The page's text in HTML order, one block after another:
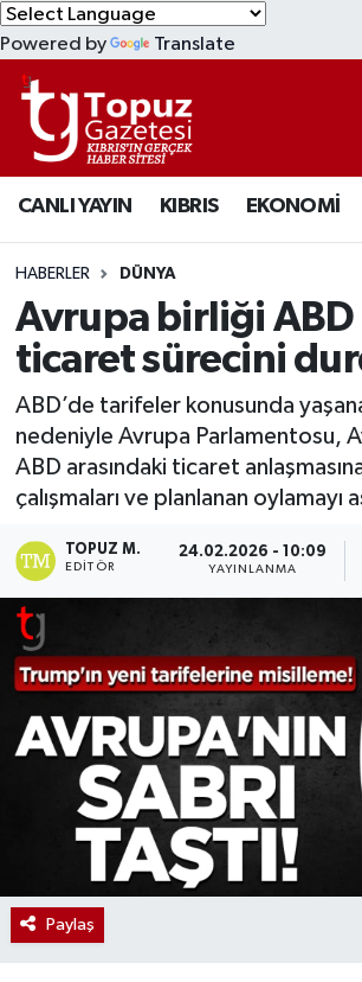
Powered by Translate
CANLI YAYIN KIBRIS EKONOMİ
HABERLER DÜNYA
Avrupa birliği ABD
ticaret sürecini
ABD’de tarifeler konusunda
nedeniyle Avrupa Parlamentosu,
ABD arasındaki ticaret
çalışmaları ve planlanan oylamayı
TOPUZ M.
EDITÖR
24.02.2026 - 10:09
YAYINLANMA
Paylaş
KIBRIS
DÜNYA
EKONOMİ
MAGAZİN
SAĞLIK
SPOR
TEKNOLOJİ
Lefkoşa Nöbetçi Eczaneler
Lefkoşa Hava Durumu
Lefkoşa Trafik Yoğunluk
Süper Lig Puan Durumu ve
Tüm Manşetler
Son Dakika Haberleri
Haber Arşivi